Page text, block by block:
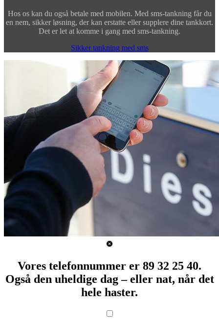
Hos os kan du også betale med mobilen. Med sms-tankning får du
en nem, sikker løsning, der kan erstatte eller supplere dine tankkort.
Det er let at komme i gang med sms-tankning.
Sikker tankning med sms
Vores telefonnummer er 89 32 25 40.
Også den uheldige dag – eller nat, når det
hele haster.